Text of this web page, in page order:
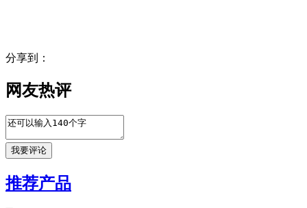
分享到：
网友热评
推荐产品